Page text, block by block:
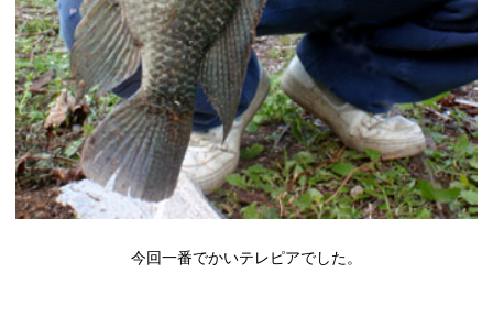
今回一番でかいテレピアでした。